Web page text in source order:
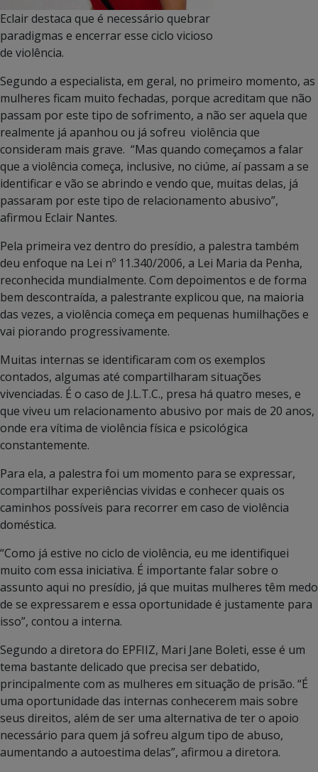
Eclair destaca que é necessário quebrar
paradigmas e encerrar esse ciclo vicioso
de violência.
Segundo a especialista, em geral, no primeiro momento, as
mulheres ficam muito fechadas, porque acreditam que não
passam por este tipo de sofrimento, a não ser aquela que
realmente já apanhou ou já sofreu violência que
consideram mais grave. “Mas quando começamos a falar
que a violência começa, inclusive, no ciúme, aí passam a se
identificar e vão se abrindo e vendo que, muitas delas, já
passaram por este tipo de relacionamento abusivo”,
afirmou Eclair Nantes.
Pela primeira vez dentro do presídio, a palestra também
deu enfoque na Lei nº 11.340/2006, a Lei Maria da Penha,
reconhecida mundialmente. Com depoimentos e de forma
bem descontraída, a palestrante explicou que, na maioria
das vezes, a violência começa em pequenas humilhações e
vai piorando progressivamente.
Muitas internas se identificaram com os exemplos
contados, algumas até compartilharam situações
vivenciadas. É o caso de J.L.T.C., presa há quatro meses, e
que viveu um relacionamento abusivo por mais de 20 anos,
onde era vítima de violência física e psicológica
constantemente.
Para ela, a palestra foi um momento para se expressar,
compartilhar experiências vividas e conhecer quais os
caminhos possíveis para recorrer em caso de violência
doméstica.
“Como já estive no ciclo de violência, eu me identifiquei
muito com essa iniciativa. É importante falar sobre o
assunto aqui no presídio, já que muitas mulheres têm medo
de se expressarem e essa oportunidade é justamente para
isso”, contou a interna.
Segundo a diretora do EPFIIZ, Mari Jane Boleti, esse é um
tema bastante delicado que precisa ser debatido,
principalmente com as mulheres em situação de prisão. “É
uma oportunidade das internas conhecerem mais sobre
seus direitos, além de ser uma alternativa de ter o apoio
necessário para quem já sofreu algum tipo de abuso,
aumentando a autoestima delas”, afirmou a diretora.